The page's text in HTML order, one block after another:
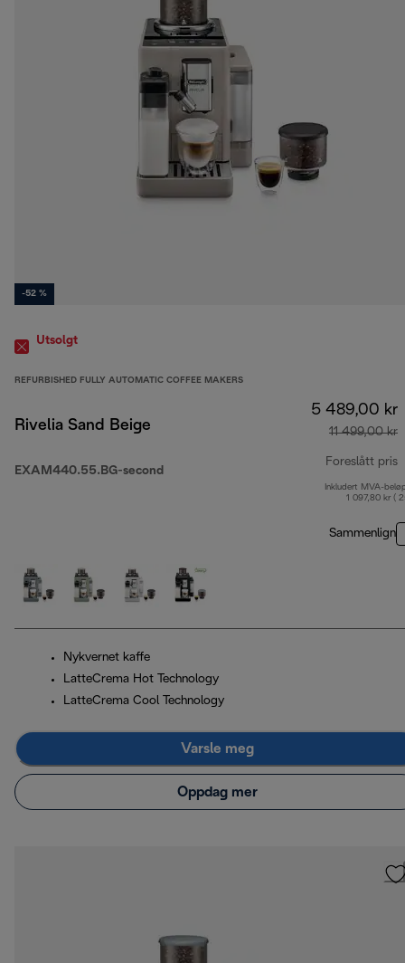
-52 %
Utsolgt
REFURBISHED FULLY AUTOMATIC COFFEE MAKERS
Rivelia Sand Beige
EXAM440.55.BG-second
5 489,00 kr
11 499,00 kr
Foreslått pris
Inkludert MVA-
1 097,80 kr (
Sammenlign
Nykvernet kaffe
LatteCrema Hot Technology
LatteCrema Cool Technology
Varsle meg
Oppdag mer